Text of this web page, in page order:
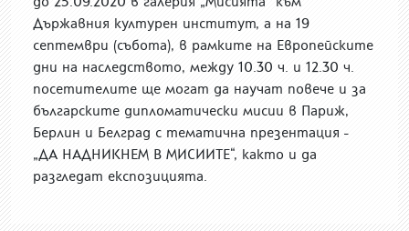
Държавния културен институт, а на 19
септември (събота), в рамките на Европейските
дни на наследството, между 10.30 ч. и 12.30 ч.
посетителите ще могат да научат повече и за
българските дипломатически мисии в Париж,
Берлин и Белград с тематична презентация -
„ДА НАДНИКНЕМ В МИСИИТЕ“, както и да
разгледат експозицията.